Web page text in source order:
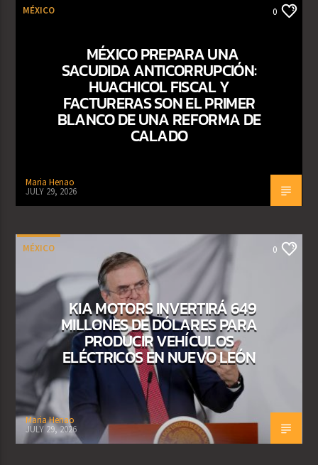
MÉXICO 0
MÉXICO PREPARA UNA
SACUDIDA ANTICORRUPCIÓN:
HUACHICOL FISCAL Y
FACTURERAS SON EL PRIMER
BLANCO DE UNA REFORMA DE
CALADO
Maria Henao
JULY 29, 2026
MÉXICO 0
KIA MOTORS INVERTIRÁ 649
MILLONES DE DÓLARES PARA
PRODUCIR VEHÍCULOS
ELÉCTRICOS EN NUEVO LEÓN
Maria Henao
JULY 29, 2026